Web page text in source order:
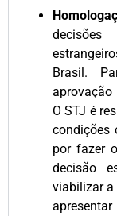
Brasil.
aprovação
O STJ é
condições
por fazer
decisão
viabilizar a